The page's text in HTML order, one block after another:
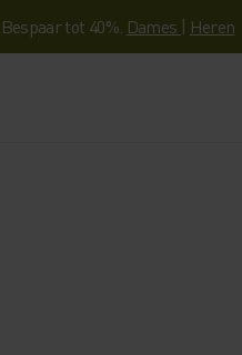
tot 40%. Dames | Heren